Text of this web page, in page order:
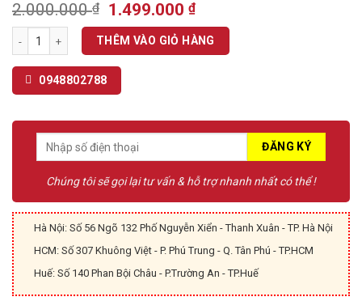
trên 5
dựa
giá
2.000.000₫
Original
price
was:
2.000.000 ₫.
1.499.000₫Current
price
is:
1.499.000 ₫.
Máy khí dung Feellife số lượng
THÊM VÀO GIỎ HÀNG
0948802788
Chúng tôi sẽ gọi lại tư vấn & hỗ trợ nhanh nhất có thể !
Hà Nội: Số 56 Ngõ 132 Phố Nguyễn Xiển - Thanh Xuân - TP. Hà Nội
HCM: Số 307 Khuông Việt - P. Phú Trung - Q. Tân Phú - TP.HCM
Huế: Số 140 Phan Bội Châu - P.Trường An - TP.Huế